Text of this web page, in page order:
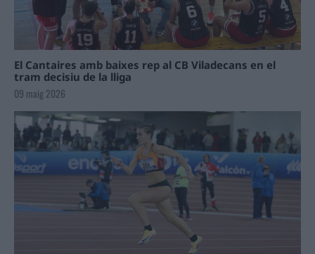
El Cantaires amb baixes rep al CB Viladecans en el
tram decisiu de la lliga
09 maig 2026